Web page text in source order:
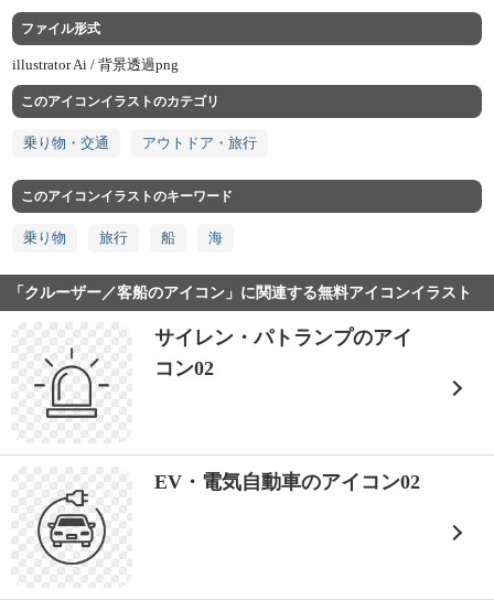
ファイル形式
illustrator Ai /背景透過png
このアイコンイラストのカテゴリ
乗り物・交通 アウトドア・旅行
このアイコンイラストのキーワード
乗り物 旅行 船 海
「クルーザー／客船のアイコン」に関連する無料アイコンイラスト
サイレン・パトランプのアイ
コン02
EV・電気自動車のアイコン02